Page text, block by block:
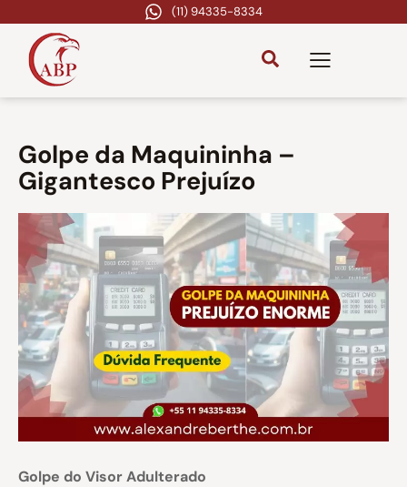
(11) 94335-8334
Golpe da Maquininha –
Gigantesco Prejuízo
Golpe do Visor Adulterado